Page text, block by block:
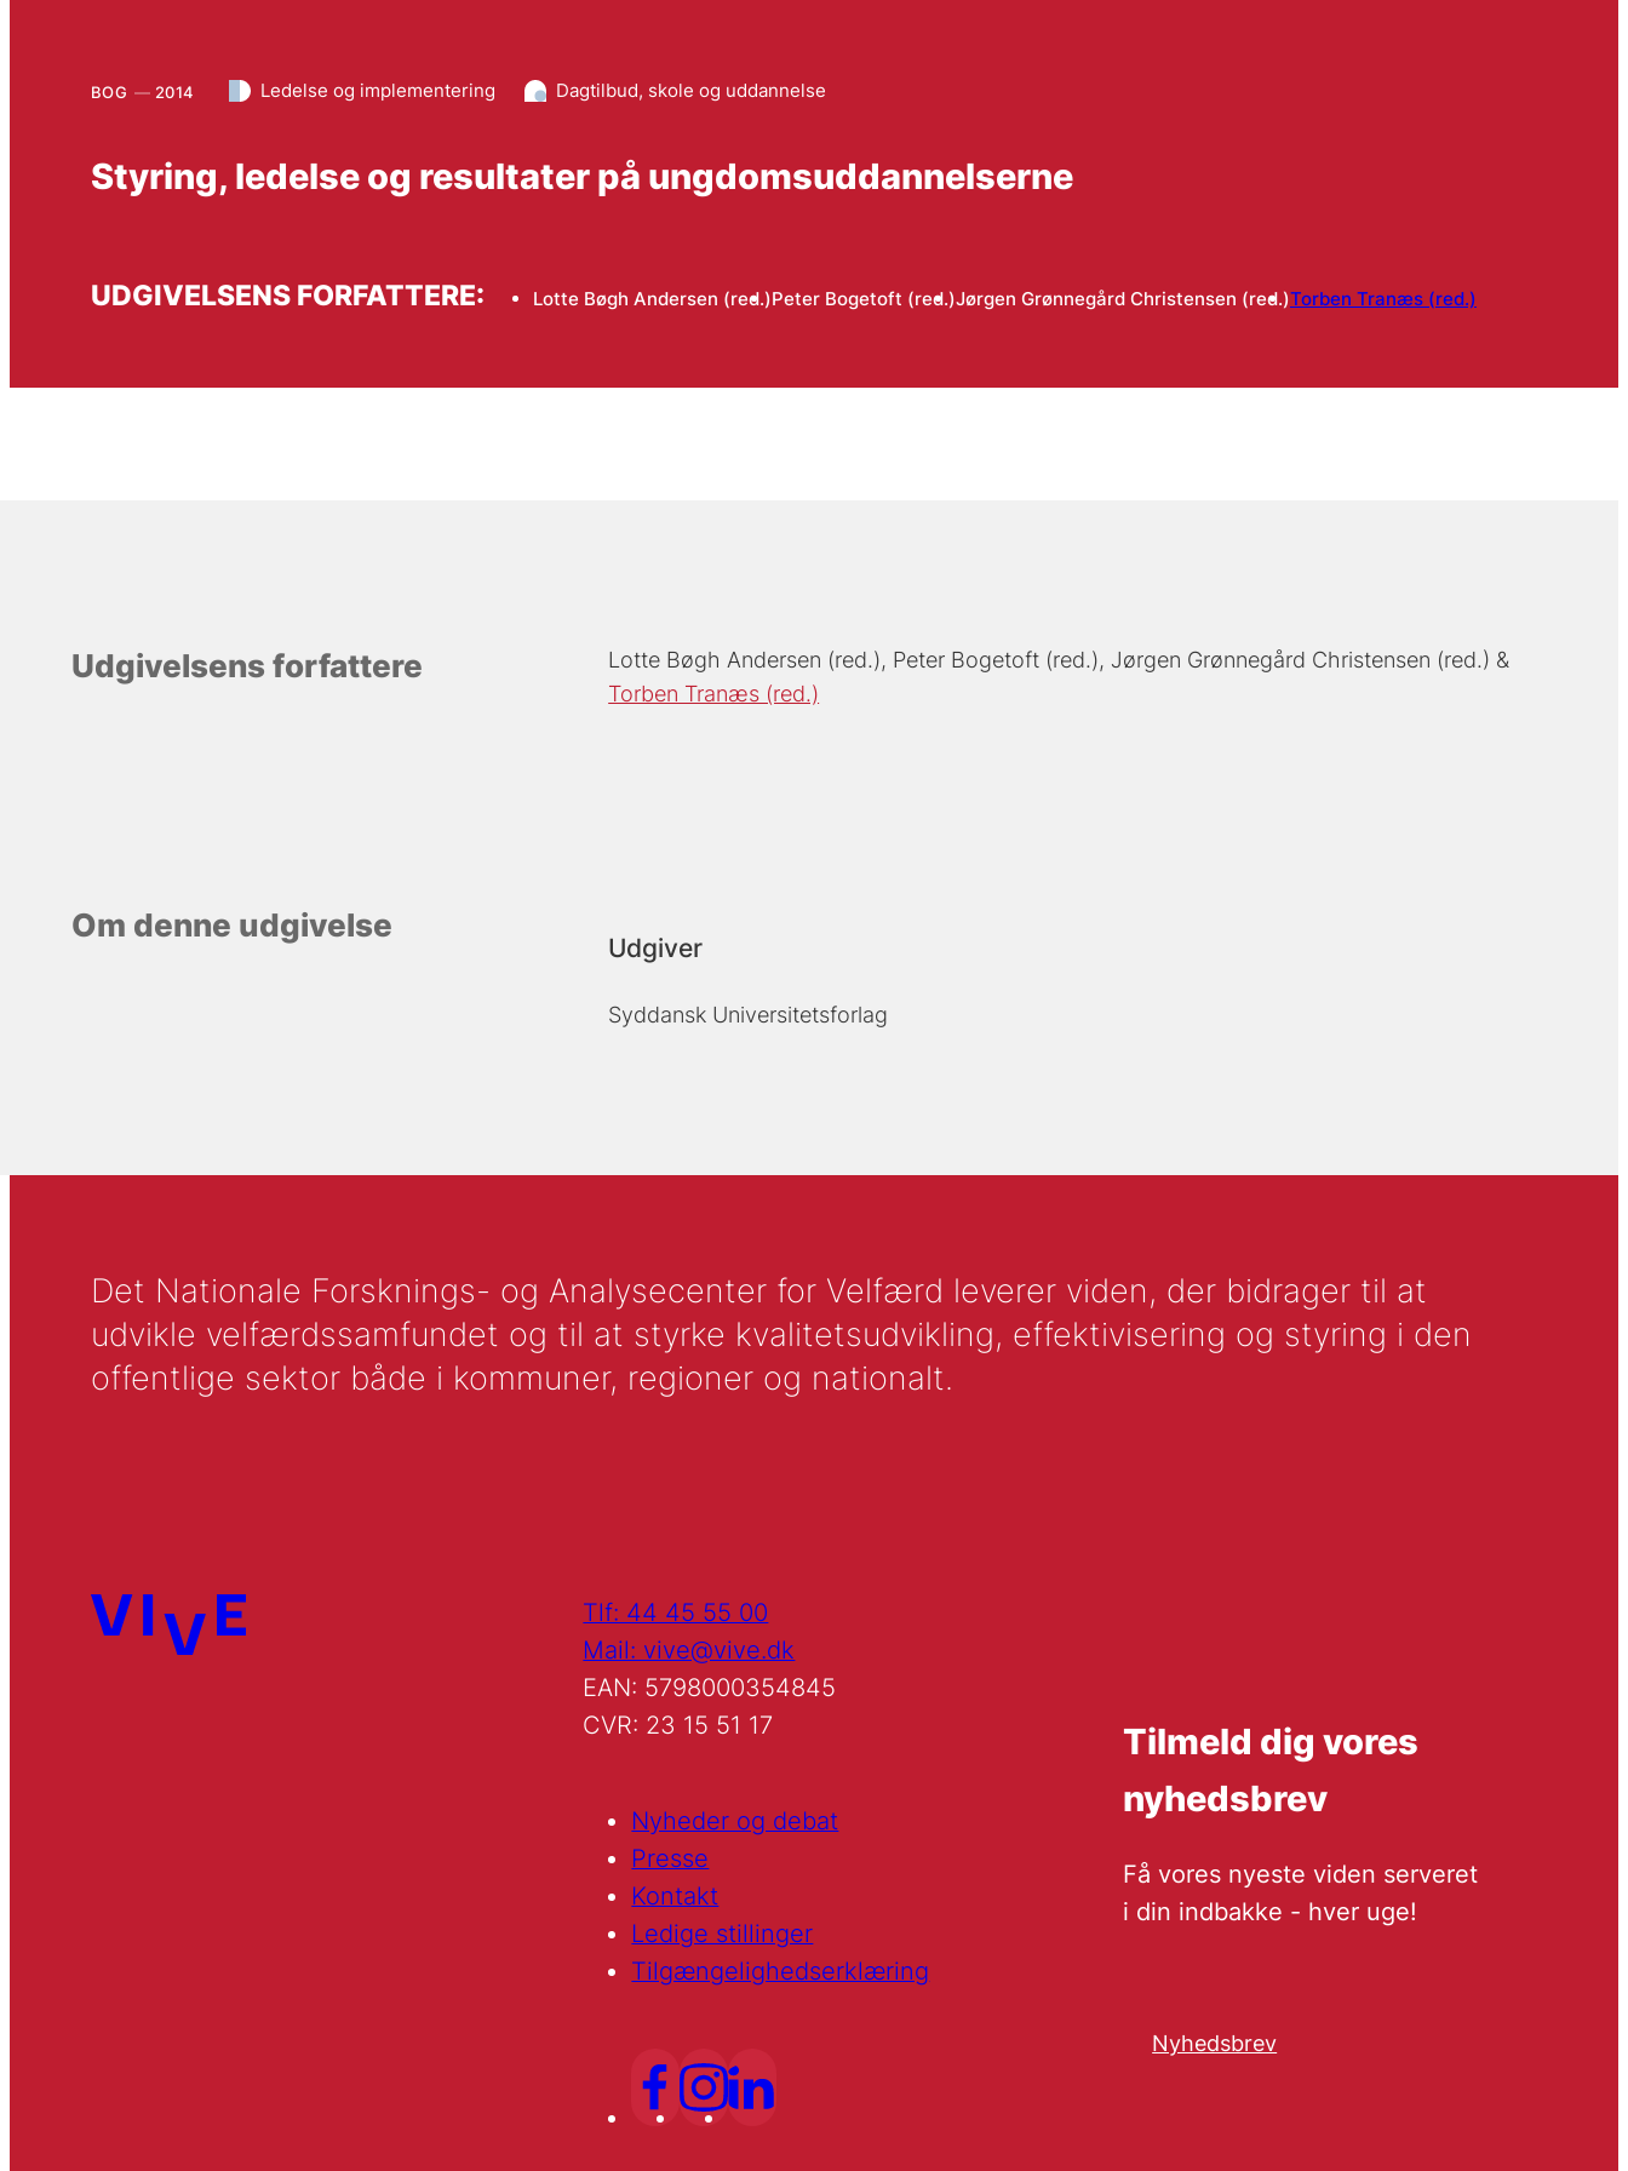
BOG 2014 Ledelse og implementering Dagtilbud, skole og uddannelse
Styring, ledelse og resultater på ungdomsuddannelserne
UDGIVELSENS FORFATTERE: Lotte Bøgh Andersen (red.)Peter Bogetoft (red.)Jørgen Grønnegård Christensen (red.)Torben Tranæs (red.)
Udgivelsens forfattere Lotte Bøgh Andersen (red.) Peter Bogetoft (red.) Jørgen Grønnegård Christensen (red.)
Torben Tranæs (red.)
Om denne udgivelse
Udgiver
Syddansk Universitetsforlag
Det Nationale Forsknings- og Analysecenter for Velfærd leverer viden, der bidrager til at
udvikle velfærdssamfundet og til at styrke kvalitetsudvikling, effektivisering og styring i den
offentlige sektor både i kommuner, regioner og nationalt.
Tlf: 44 45 55 00
Mail: vive@vive.dk
EAN: 5798000354845
CVR: 23 15 51 17
Nyheder og debat
Presse
Kontakt
Ledige stillinger
Tilgængelighedserklæring
Tilmeld dig vores
nyhedsbrev
Få vores nyeste viden serveret
i din indbakke - hver uge!
Nyhedsbrev